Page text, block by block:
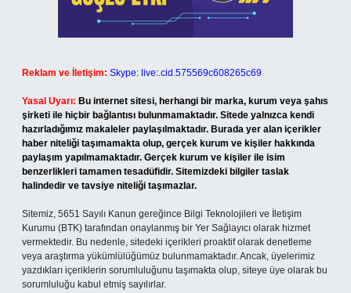
Reklam ve İletişim: Skype: live:.cid.575569c608265c69
Yasal Uyarı: Bu internet sitesi, herhangi bir marka, kurum veya şahıs
şirketi ile hiçbir bağlantısı bulunmamaktadır. Sitede yalnızca kendi
hazırladığımız makaleler paylaşılmaktadır. Burada yer alan içerikler
haber niteliği taşımamakta olup, gerçek kurum ve kişiler hakkında
paylaşım yapılmamaktadır. Gerçek kurum ve kişiler ile isim
benzerlikleri tamamen tesadüfidir. Sitemizdeki bilgiler taslak
halindedir ve tavsiye niteliği taşımazlar.
Sitemiz, 5651 Sayılı Kanun gereğince Bilgi Teknolojileri ve İletişim
Kurumu (BTK) tarafından onaylanmış bir Yer Sağlayıcı olarak hizmet
vermektedir. Bu nedenle, sitedeki içerikleri proaktif olarak denetleme
veya araştırma yükümlülüğümüz bulunmamaktadır. Ancak, üyelerimiz
yazdıkları içeriklerin sorumluluğunu taşımakta olup, siteye üye olarak bu
sorumluluğu kabul etmiş sayılırlar.